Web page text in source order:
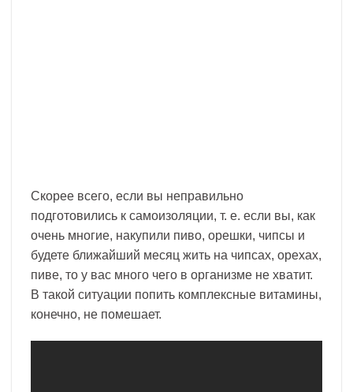
Скорее всего, если вы неправильно
подготовились к самоизоляции, т. е. если вы, как
очень многие, накупили пиво, орешки, чипсы и
будете ближайший месяц жить на чипсах, орехах,
пиве, то у вас много чего в организме не хватит.
В такой ситуации попить комплексные витамины,
конечно, не помешает.